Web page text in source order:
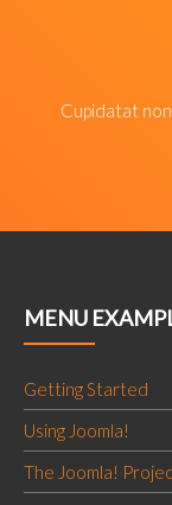
Ipsam
MENU
Getting Started
Using Joomla!
The Joomla!